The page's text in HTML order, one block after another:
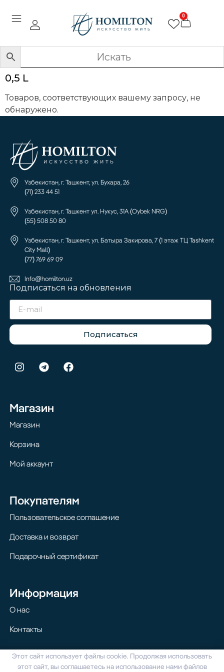
0
0,5 L
Товаров, соответствующих вашему запросу, не
обнаружено.
Узбекистан, г. Ташкент, ул. Бухара, 26
(71) 233 44 51
Узбекистан, г. Ташкент ул. Нукус, 31А (Oybek NRG)
(55) 508 50 80
Узбекистан, г. Ташкент, ул. Батыра Закирова, 7 (1 этаж ТЦ Tashkent
City Mall)
(77) 769 69 09
Info@homilton.uz
Подписаться на обновления
Подписаться
Магазин
Магазин
Корзина
Мой аккаунт
Покупателям
Пользовательское соглашение
Доставка и возврат
Подарочный сертификат
Информация
О нас
Контакты
© 2024 Homilton. Все права защищены
Этот сайт использует файлы cookie. Продолжая использовать
этот сайт, вы соглашаетесь на использование нами файлов